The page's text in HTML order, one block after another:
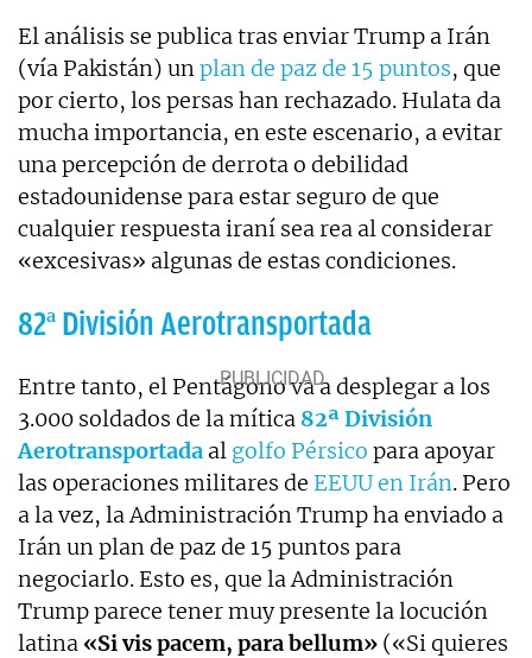
El análisis se publica tras enviar Trump a Irán
(vía Pakistán) unplan de paz de 15 puntos, que
por cierto, los persas han rechazado. Hulata da
mucha importancia, en este escenario, a evitar
una percepción de derrota o debilidad
estadounidense para estar seguro de que
cualquier respuesta iraní sea rea al considerar
«excesivas» algunas de estas condiciones.
82ª División Aerotransportada
Entre tanto, el Pentágono va a desplegar a los
3.000 soldados de la mítica 82ª División
Aerotransportada al golfo Pérsico para apoyar
las operaciones militares de EEUU en Irán. Pero
a la vez, la Administración Trump ha enviado a
Irán un plan de paz de 15 puntos para
negociarlo. Esto es, que la Administración
Trump parece tener muy presente la locución
latina «Si vis pacem, para bellum» («Si quieres